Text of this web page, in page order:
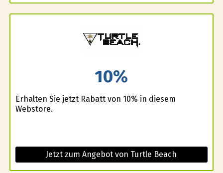
10%
Erhalten Sie jetzt Rabatt von 10% in diesem
Webstore.
Jetzt zum Angebot von Turtle Beach